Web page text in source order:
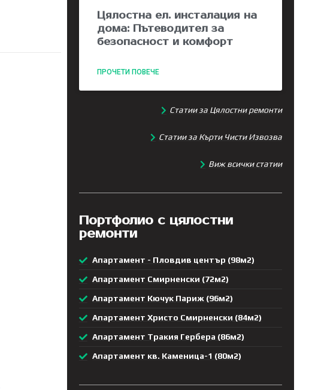
Цялостна ел. инсталация на
дома: Пътеводител за
безопасност и комфорт
ПРОЧЕТИ ПОВЕЧЕ
Статии за Цялостни ремонти
Статии за Кърти Чисти Извозва
Виж всички статии
Портфолио с цялостни
ремонти
Апартамент - Пловдив център (98м2)
Апартамент Смирненски (72м2)
Апартамент Кючук Париж (96м2)
Апартамент Христо Смирненски (84м2)
Апартамент Тракия Гербера (86м2)
Апартамент кв. Каменица-1 (80м2)